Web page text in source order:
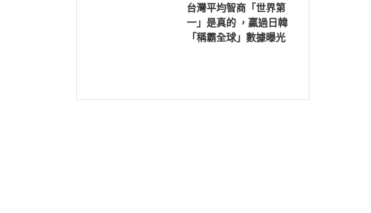
台灣平均智商「世界第
一」是真的 ，贏過日韓
「稱霸全球」數據曝光